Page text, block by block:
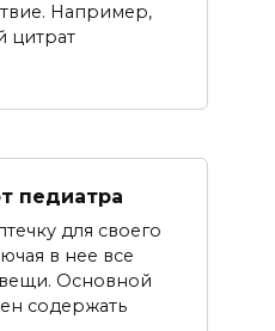
Например,
цитрат
педиатра
для своего
в нее все
Основной
содержать